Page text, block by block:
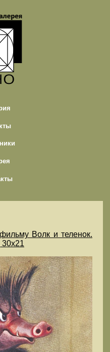
Волк и теленок.
30х21